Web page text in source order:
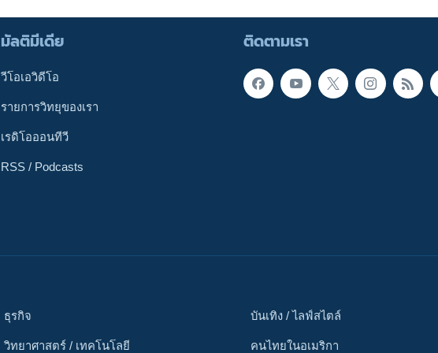
ติดตามเรา
มัลติมีเดีย
วีโอเอวิดีโอ
รายการวิทยุของเรา
เรดิโอออนทีวี
RSS / Podcasts
ธุรกิจ
วิทยาศาสตร์ / เทคโนโลยี
บันเทิง / ไลฟ์สไตล์
คนไทยในอเมริกา